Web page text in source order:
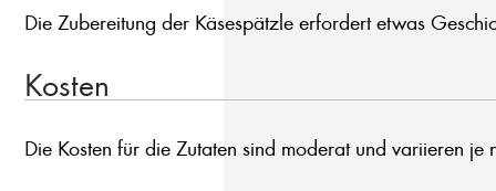
Die Zubereitung der Käsespätzle erfordert etwas
Kosten
Die Kosten für die Zutaten sind moderat und variieren je